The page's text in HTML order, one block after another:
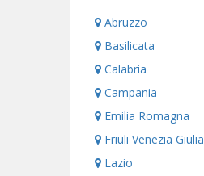
Abruzzo
Basilicata
Calabria
Campania
Emilia Romagna
Friuli Venezia Giulia
Lazio